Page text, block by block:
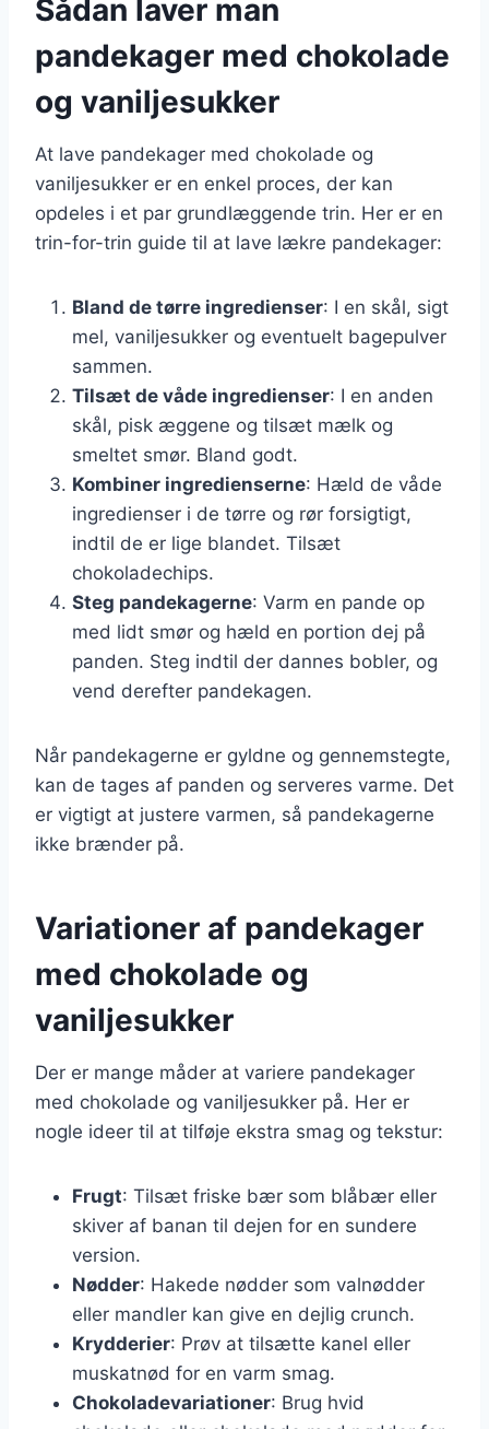
Sådan laver man
pandekager med chokolade
og vaniljesukker
At lave pandekager med chokolade og
vaniljesukker er en enkel proces, der kan
opdeles i et par grundlæggende trin. Her er en
trin-for-trin guide til at lave lækre pandekager:
Bland de tørre ingredienser: I en skål, sigt
mel, vaniljesukker og eventuelt bagepulver
sammen.
Tilsæt de våde ingredienser: I en anden
skål, pisk æggene og tilsæt mælk og
smeltet smør. Bland godt.
Kombiner ingredienserne: Hæld de våde
ingredienser i de tørre og rør forsigtigt,
indtil de er lige blandet. Tilsæt
chokoladechips.
Steg pandekagerne: Varm en pande op
med lidt smør og hæld en portion dej på
panden. Steg indtil der dannes bobler, og
vend derefter pandekagen.
Når pandekagerne er gyldne og gennemstegte,
kan de tages af panden og serveres varme. Det
er vigtigt at justere varmen, så pandekagerne
ikke brænder på.
Variationer af pandekager
med chokolade og
vaniljesukker
Der er mange måder at variere pandekager
med chokolade og vaniljesukker på. Her er
nogle ideer til at tilføje ekstra smag og tekstur:
Frugt: Tilsæt friske bær som blåbær eller
skiver af banan til dejen for en sundere
version.
Nødder: Hakede nødder som valnødder
eller mandler kan give en dejlig crunch.
Krydderier: Prøv at tilsætte kanel eller
muskatnød for en varm smag.
Chokoladevariationer: Brug hvid